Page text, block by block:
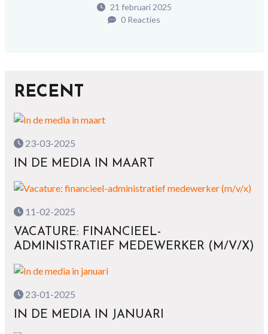
21 februari 2025
0 Reacties
RECENT
23-03-2025
IN DE MEDIA IN MAART
11-02-2025
VACATURE: FINANCIEEL-
ADMINISTRATIEF MEDEWERKER (M/V/X)
23-01-2025
IN DE MEDIA IN JANUARI